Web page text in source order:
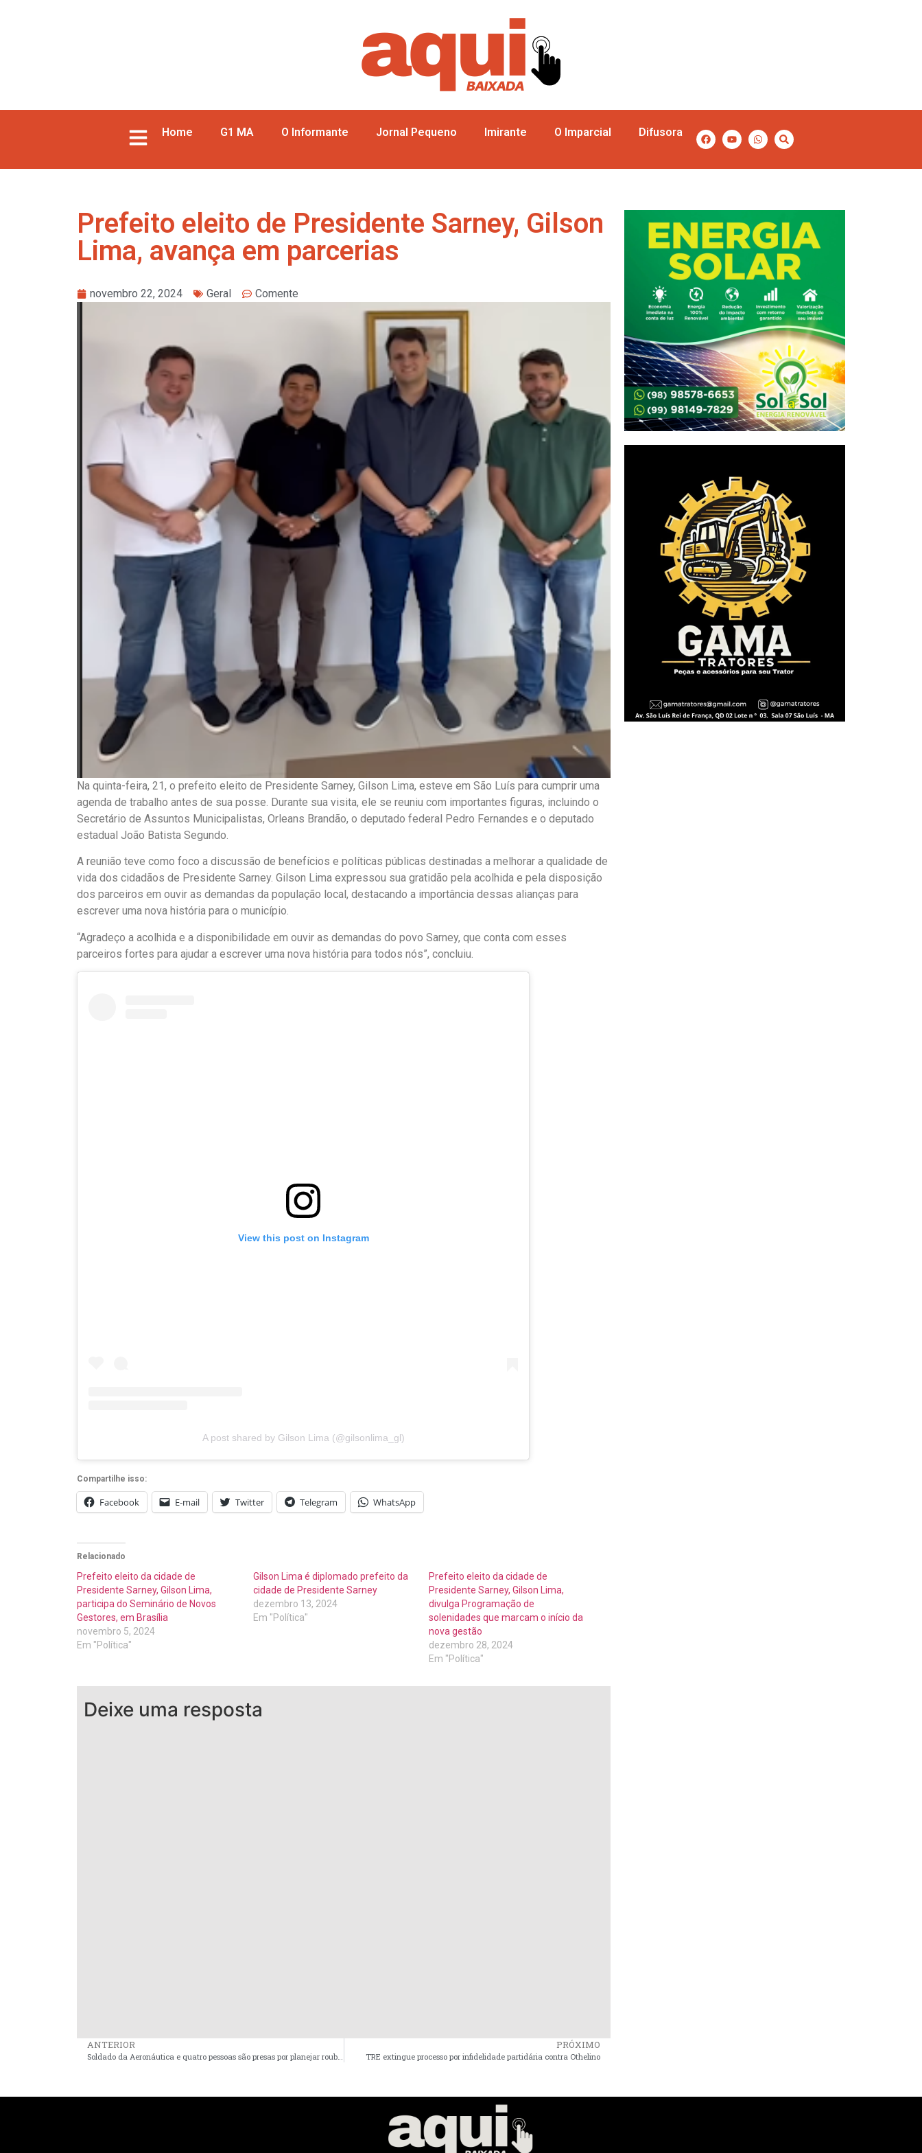
Home G1 MA O Informante Jornal Pequeno Imirante O Imparcial Difusora
Prefeito eleito de Presidente Sarney, Gilson
Lima, avança em parcerias
novembro 22, 2024 Geral Comente
Na quinta-feira, 21, o prefeito eleito de Presidente Sarney, Gilson Lima, esteve em São Luís para cumprir uma
agenda de trabalho antes de sua posse. Durante sua visita, ele se reuniu com importantes figuras, incluindo o
Secretário de Assuntos Municipalistas, Orleans Brandão, o deputado federal Pedro Fernandes e o deputado
estadual João Batista Segundo.
A reunião teve como foco a discussão de benefícios e políticas públicas destinadas a melhorar a qualidade de
vida dos cidadãos de Presidente Sarney. Gilson Lima expressou sua gratidão pela acolhida e pela disposição
dos parceiros em ouvir as demandas da população local, destacando a importância dessas alianças para
escrever uma nova história para o município.
“Agradeço a acolhida e a disponibilidade em ouvir as demandas do povo Sarney, que conta com esses
parceiros fortes para ajudar a escrever uma nova história para todos nós”, concluiu.
View this post on Instagram
A post shared by Gilson Lima (@gilsonlima_gl)
Compartilhe isso:
Facebook E-mail Twitter Telegram WhatsApp
Relacionado
Prefeito eleito da cidade de
Presidente Sarney, Gilson Lima,
participa do Seminário de Novos
Gestores, em Brasília
novembro 5, 2024
Em "Política"
Gilson Lima é diplomado prefeito da
cidade de Presidente Sarney
dezembro 13, 2024
Em "Política"
Prefeito eleito da cidade de
Presidente Sarney, Gilson Lima,
divulga Programação de
solenidades que marcam o início da
nova gestão
dezembro 28, 2024
Em "Política"
Deixe uma resposta
ANTERIOR PRÓXIMO
TRE extingue processo por infidelidade partidária contra Othelino